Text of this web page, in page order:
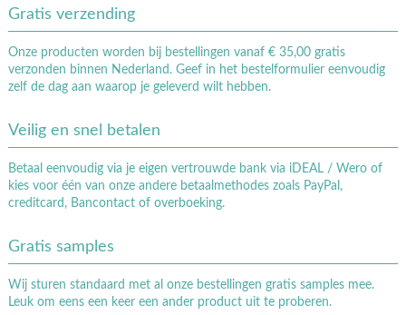
Gratis verzending
Onze producten worden bij bestellingen vanaf € 35,00 gratis
verzonden binnen Nederland. Geef in het bestelformulier eenvoudig
zelf de dag aan waarop je geleverd wilt hebben.
Veilig en snel betalen
Betaal eenvoudig via je eigen vertrouwde bank via iDEAL / Wero of
kies voor één van onze andere betaalmethodes zoals PayPal,
creditcard, Bancontact of overboeking.
Gratis samples
Wij sturen standaard met al onze bestellingen gratis samples mee.
Leuk om eens een keer een ander product uit te proberen.